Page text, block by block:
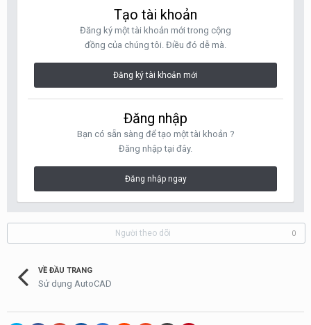
Tạo tài khoản
Đăng ký một tài khoản mới trong cộng
đồng của chúng tôi. Điều đó dễ mà.
Đăng ký tài khoản mới
Đăng nhập
Bạn có sẵn sàng để tạo một tài khoản ?
Đăng nhập tại đây.
Đăng nhập ngay
Người theo dõi 0
VỀ ĐẦU TRANG
Sử dụng AutoCAD